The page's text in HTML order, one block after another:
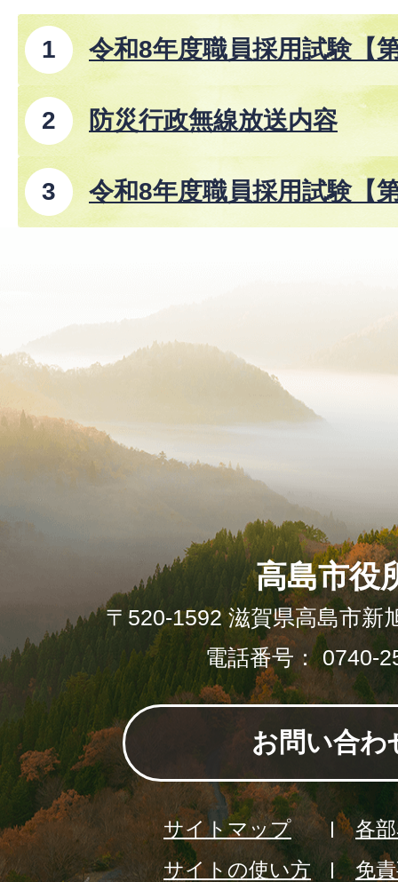
令和8年度職員採用試験【
防災行政無線放送内容
令和8年度職員採用試験【
高島市役
〒520-1592 滋賀県高島市新
電話番号： 0740-
お問い合わ
サイトマップ
各
サイトの使い方
免